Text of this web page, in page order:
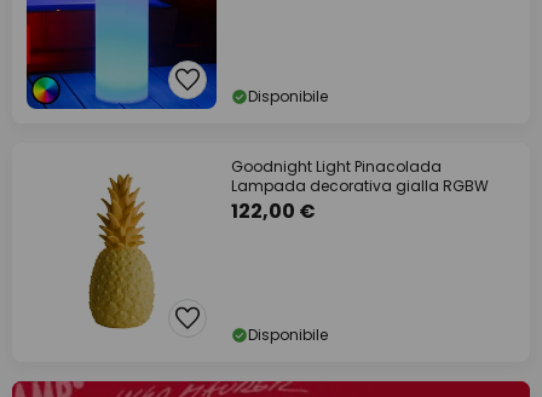
Disponibile
Goodnight Light Pinacolada
Lampada decorativa gialla RGBW
122,00 €
Disponibile